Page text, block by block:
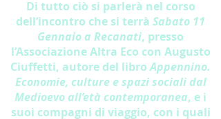
Di tutto ciò si parlerà nel corso
dell’incontro che si terrà Sabato 11
Gennaio a Recanati, presso
l’Associazione Altra Eco con Augusto
Ciuffetti, autore del libroAppennino.
Economie, culture e spazi sociali dal
Medioevo all’età contemporanea, e i
suoi compagni di viaggio, con i quali